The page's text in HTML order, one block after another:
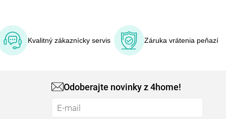
Kvalitný zákaznícky servis Záruka vrátenia peňazí
Odoberajte novinky z 4home!